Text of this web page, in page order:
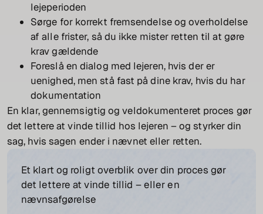
lejeperioden
Sørge for korrekt fremsendelse og overholdelse
af alle frister, så du ikke mister retten til at gøre
krav gældende
Foreslå en dialog med lejeren, hvis der er
uenighed, men stå fast på dine krav, hvis du har
dokumentation
En klar, gennemsigtig og veldokumenteret proces gør
det lettere at vinde tillid hos lejeren – og styrker din
sag, hvis sagen ender i nævnet eller retten.
Et klart og roligt overblik over din proces gør
det lettere at vinde tillid – eller en
nævnsafgørelse